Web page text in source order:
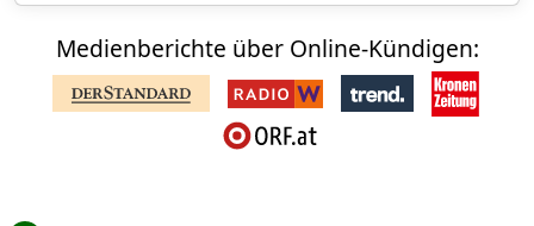
Medienberichte über Online-Kündigen: